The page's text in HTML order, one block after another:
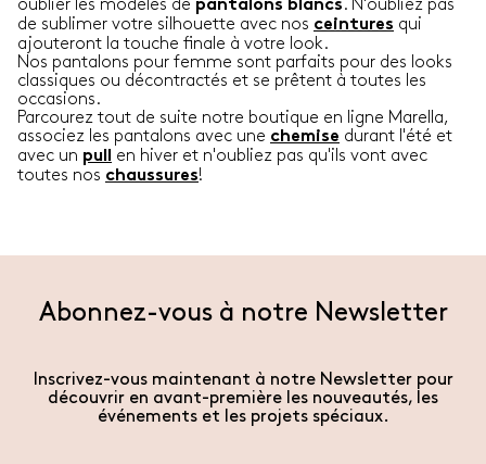
oublier les modèles de pantalons blancs . N'oubliez pas
de sublimer votre silhouette avec nos ceintures qui
ajouteront la touche finale à votre look.
Nos pantalons pour femme sont parfaits pour des looks
classiques ou décontractés et se prêtent à toutes les
occasions.
Parcourez tout de suite notre boutique en ligne Marella,
associez les pantalons avec une chemise durant l'été et
avec un pull
en hiver et n'oubliez pas qu'ils vont avec
toutes nos chaussures!
Abonnez-vous à notre Newsletter
Inscrivez-vous maintenant à notre Newsletter pour
découvrir en avant-première les nouveautés, les
événements et les projets spéciaux.